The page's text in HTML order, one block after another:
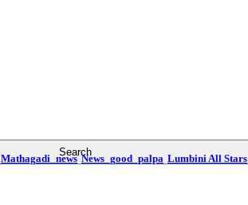
Mathagadi_news News_good_palpa Lumbini All Stars